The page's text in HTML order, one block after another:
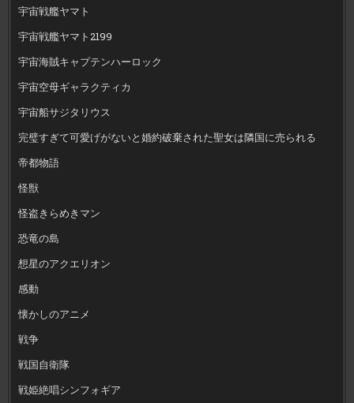
宇宙戦艦ヤマト
宇宙戦艦ヤマト2199
宇宙海賊キャプテンハーロック
宇宙空母ギャラクティカ
宇宙船サジタリウス
完璧すぎて可愛げがないと婚約破棄された聖女は隣国に売られる
帝都物語
怪獣
怪盗きらめきマン
恐竜の島
想星のアクエリオン
感動
懐かしのアニメ
戦争
戦国自衛隊
戦姫絶唱シンフォギア